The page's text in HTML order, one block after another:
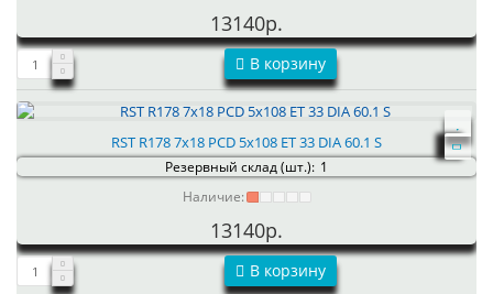
13140р.
В корзину
RST R178 7x18 PCD 5x108 ET 33 DIA 60.1 S
Резервный склад (шт.): 1
Наличие:
13140р.
В корзину